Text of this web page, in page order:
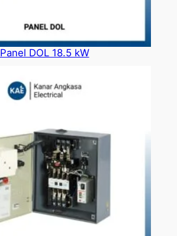
Panel DOL 18.5 kW